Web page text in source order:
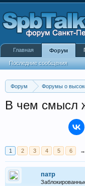
Форум Форумы о
В чем смысл
1 2 3 4 5 6 →
патр
Главная Форум
Последние сообщения